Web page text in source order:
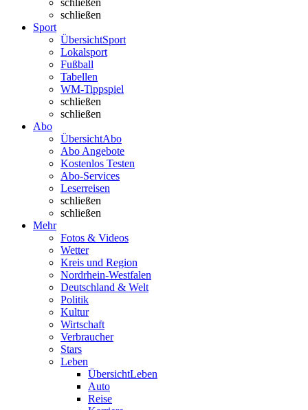
schließen
schließen
Sport
ÜbersichtSport
Lokalsport
Fußball
Tabellen
WM-Tippspiel
schließen
schließen
Abo
ÜbersichtAbo
Abo Angebote
Kostenlos Testen
Abo-Services
Leserreisen
schließen
schließen
Mehr
Fotos & Videos
Wetter
Kreis und Region
Nordrhein-Westfalen
Deutschland & Welt
Politik
Kultur
Wirtschaft
Verbraucher
Stars
Leben
ÜbersichtLeben
Auto
Reise